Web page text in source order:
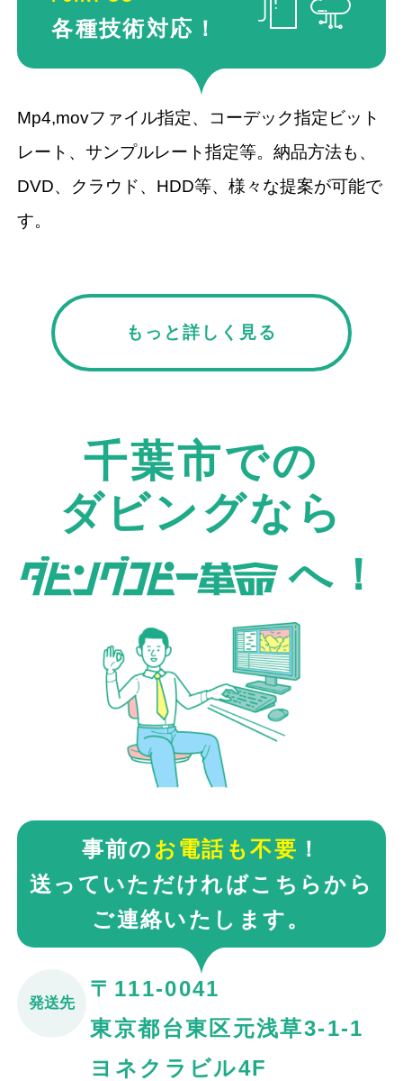
各種技術対応！
Mp4,movファイル指定、コーデック指定ビット
レート、サンプルレート指定等。納品方法も、
DVD、クラウド、HDD等、様々な提案が可能で
す。
もっと詳しく見る
千葉市での
ダビングなら
へ！
事前の お電話も不要 ！
送っていただければこちらから
ご連絡いたします。
発送先
〒111-0041
東京都台東区元浅草3-1-1
ヨネクラビル4F